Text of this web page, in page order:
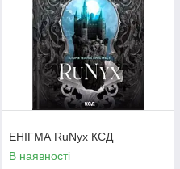
ЕНІГМА RuNyx КСД
В наявності